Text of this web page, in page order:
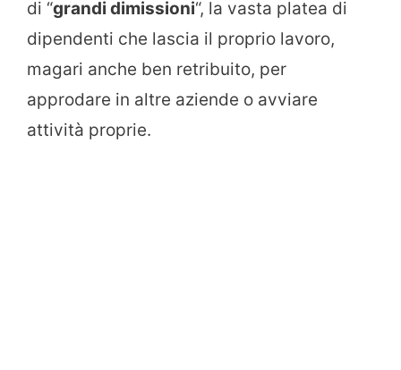
di “grandi dimissioni“, la vasta platea di
dipendenti che lascia il proprio lavoro,
magari anche ben retribuito, per
approdare in altre aziende o avviare
attività proprie.